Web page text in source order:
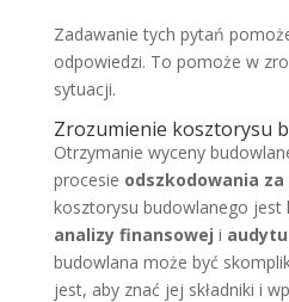
Zadawanie tych pytań
odpowiedzi. To pomoże w
sytuacji.
Zrozumienie kosztorysu
Otrzymanie wyceny
procesie odszkodowania
kosztorysu budowlanego jest
analizy finansowej i
budowlana może być
jest, aby znać jej składniki i